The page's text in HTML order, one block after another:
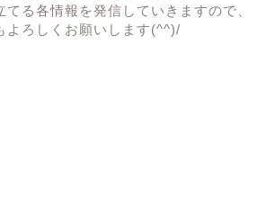
てる各情報を発信していきますので、
よろしくお願いします(^^)/